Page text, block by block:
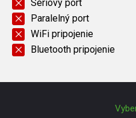
Sériový port
Paralelný port
WiFi pripojenie
Bluetooth pripojenie